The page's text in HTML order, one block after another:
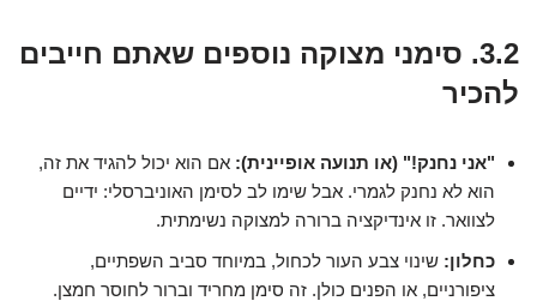
3.2. סימני מצוקה נוספים שאתם חייבים
להכיר
"אני נחנק!" (או תנועה אופיינית): אם הוא יכול להגיד את זה,
הוא לא נחנק לגמרי. אבל שימו לב לסימן האוניברסלי: ידיים
לצוואר. זו אינדיקציה ברורה למצוקה נשימתית.
כחלון: שינוי צבע העור לכחול, במיוחד סביב השפתיים,
ציפורניים, או הפנים כולן. זה סימן מחריד וברור לחוסר חמצן.